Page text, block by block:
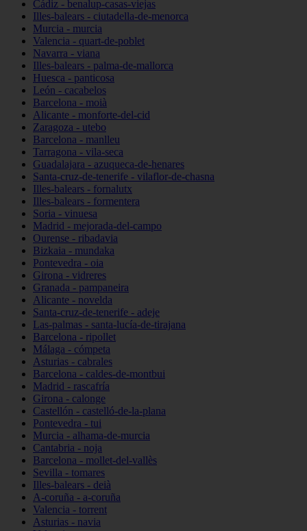
Cádiz - benalup-casas-viejas
Illes-balears - ciutadella-de-menorca
Murcia - murcia
Valencia - quart-de-poblet
Navarra - viana
Illes-balears - palma-de-mallorca
Huesca - panticosa
León - cacabelos
Barcelona - moià
Alicante - monforte-del-cid
Zaragoza - utebo
Barcelona - manlleu
Tarragona - vila-seca
Guadalajara - azuqueca-de-henares
Santa-cruz-de-tenerife - vilaflor-de-chasna
Illes-balears - fornalutx
Illes-balears - formentera
Soria - vinuesa
Madrid - mejorada-del-campo
Ourense - ribadavia
Bizkaia - mundaka
Pontevedra - oia
Girona - vidreres
Granada - pampaneira
Alicante - novelda
Santa-cruz-de-tenerife - adeje
Las-palmas - santa-lucía-de-tirajana
Barcelona - ripollet
Málaga - cómpeta
Asturias - cabrales
Barcelona - caldes-de-montbui
Madrid - rascafría
Girona - calonge
Castellón - castelló-de-la-plana
Pontevedra - tui
Murcia - alhama-de-murcia
Cantabria - noja
Barcelona - mollet-del-vallès
Sevilla - tomares
Illes-balears - deià
A-coruña - a-coruña
Valencia - torrent
Asturias - navia